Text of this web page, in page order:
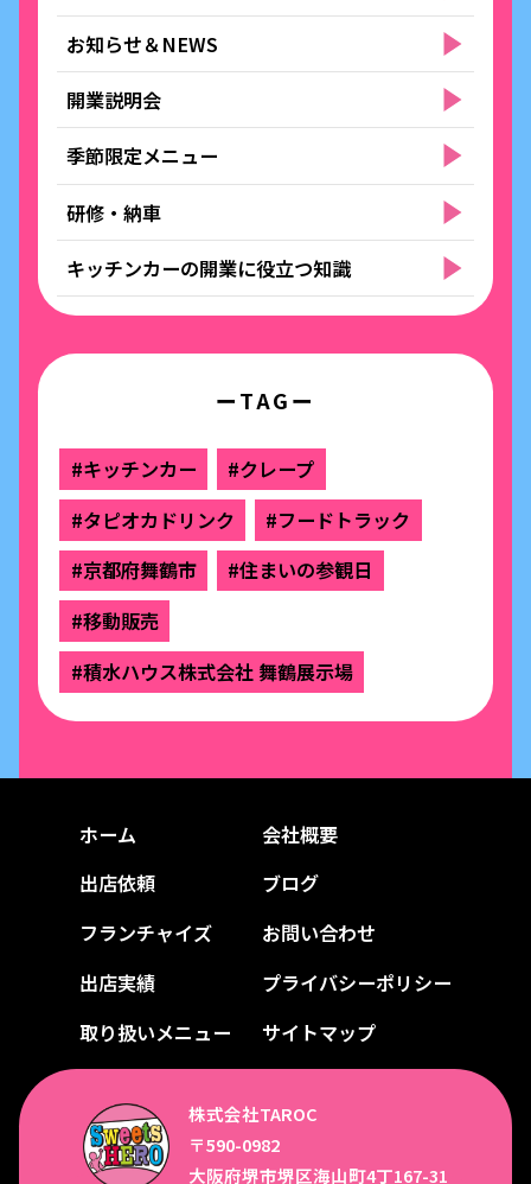
お知らせ＆NEWS
開業説明会
季節限定メニュー
研修・納車
キッチンカーの開業に役立つ知識
ーTAGー
#キッチンカー
#クレープ
#タピオカドリンク
#フードトラック
#京都府舞鶴市
#住まいの参観日
#移動販売
#積水ハウス株式会社 舞鶴展示場
ホーム
出店依頼
フランチャイズ
出店実績
取り扱いメニュー
会社概要
ブログ
お問い合わせ
プライバシーポリシー
サイトマップ
株式会社TAROC
〒590-0982
大阪府堺市堺区海山町4丁167-31